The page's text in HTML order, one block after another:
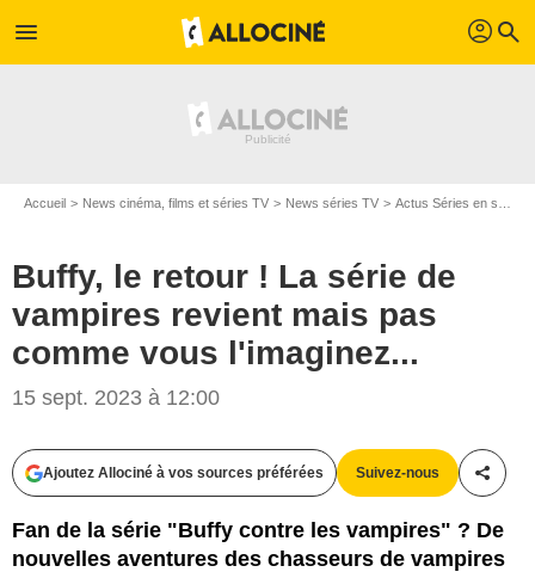
menu profil search
Accueil News cinéma, films et séries TV News séries TV Actus Séries en streaming
Buffy, le retour ! La série de
vampires revient mais pas
comme vous l'imaginez...
15 sept. 2023 à 12:00
Ajoutez Allociné à vos sources préférées Suivez-nous
Fan de la série "Buffy contre les vampires" ? De
nouvelles aventures des chasseurs de vampires